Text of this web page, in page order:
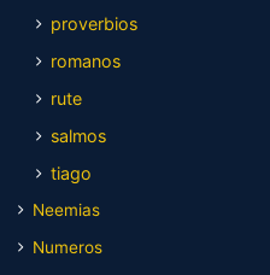
proverbios
romanos
rute
salmos
tiago
Neemias
Numeros